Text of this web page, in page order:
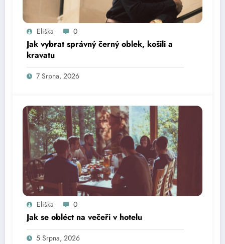
Eliška 0
Jak vybrat správný černý oblek, košili a
kravatu
7 Srpna, 2026
Eliška 0
Jak se obléct na večeři v hotelu
5 Srpna, 2026